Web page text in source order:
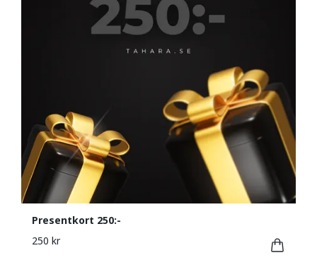
Presentkort 250:-
250 kr